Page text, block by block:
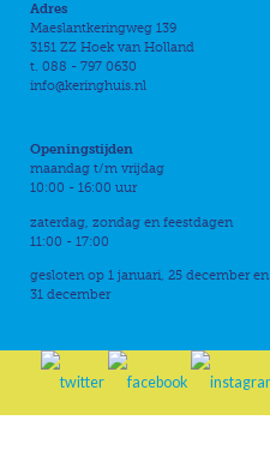
Adres
Maeslantkeringweg 139
3151 ZZ Hoek van Holland
t. 088 - 797 0630
info@keringhuis.nl
Openingstijden
maandag t/m vrijdag
10:00 - 16:00 uur
zaterdag, zondag en feestdagen
11:00 - 17:00
gesloten op 1 januari, 25 december en
31 december